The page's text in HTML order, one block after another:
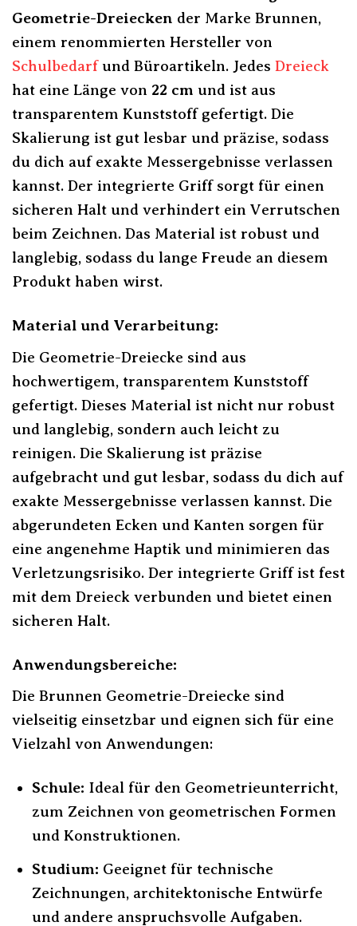
Geometrie-Dreiecken der Marke Brunnen,
einem renommierten Hersteller von
Schulbedarfund Büroartikeln. Jedes Dreieck
hat eine Länge von 22 cm und ist aus
transparentem Kunststoff gefertigt. Die
Skalierung ist gut lesbar und präzise, sodass
du dich auf exakte Messergebnisse verlassen
kannst. Der integrierte Griff sorgt für einen
sicheren Halt und verhindert ein Verrutschen
beim Zeichnen. Das Material ist robust und
langlebig, sodass du lange Freude an diesem
Produkt haben wirst.
Material und Verarbeitung:
Die Geometrie-Dreiecke sind aus
hochwertigem, transparentem Kunststoff
gefertigt. Dieses Material ist nicht nur robust
und langlebig, sondern auch leicht zu
reinigen. Die Skalierung ist präzise
aufgebracht und gut lesbar, sodass du dich auf
exakte Messergebnisse verlassen kannst. Die
abgerundeten Ecken und Kanten sorgen für
eine angenehme Haptik und minimieren das
Verletzungsrisiko. Der integrierte Griff ist fest
mit dem Dreieck verbunden und bietet einen
sicheren Halt.
Anwendungsbereiche:
Die Brunnen Geometrie-Dreiecke sind
vielseitig einsetzbar und eignen sich für eine
Vielzahl von Anwendungen:
Schule: Ideal für den Geometrieunterricht,
zum Zeichnen von geometrischen Formen
und Konstruktionen.
Studium: Geeignet für technische
Zeichnungen, architektonische Entwürfe
und andere anspruchsvolle Aufgaben.